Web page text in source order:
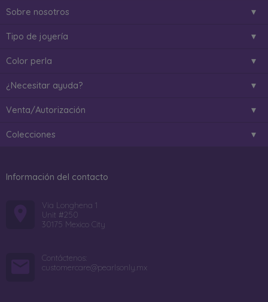
Sobre nosotros
Tipo de joyería
Color perla
¿Necesitar ayuda?
Venta/Autorización
Colecciones
Información del contacto
Via Longhena 1
Unit #250
30175 Mexico City
Contáctenos:
customercare@pearlsonly.mx